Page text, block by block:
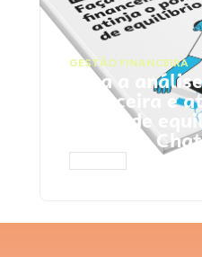
GESTÃO FINANCEIRA
Faça a análise
financeira e
ponto de
Prompts